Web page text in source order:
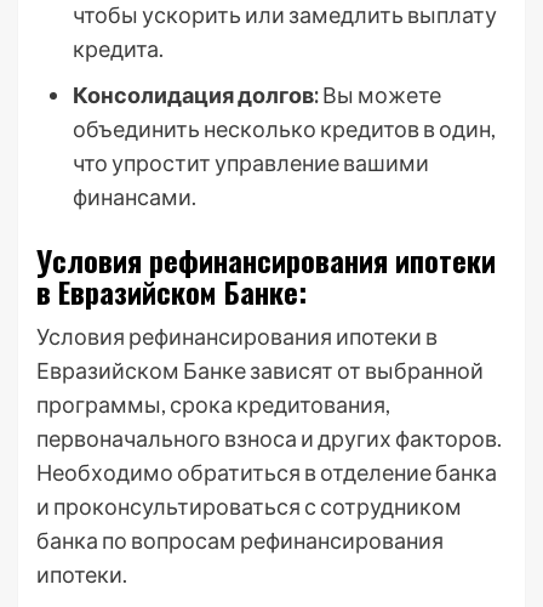
чтобы ускорить или замедлить выплату
кредита.
Консолидация долгов:Вы можете
объединить несколько кредитов в один,
что упростит управление вашими
финансами.
Условия рефинансирования ипотеки
в Евразийском Банке:
Условия рефинансирования ипотеки в
Евразийском Банке зависят от выбранной
программы, срока кредитования,
первоначального взноса и других факторов.
Необходимо обратиться в отделение банка
и проконсультироваться с сотрудником
банка по вопросам рефинансирования
ипотеки.